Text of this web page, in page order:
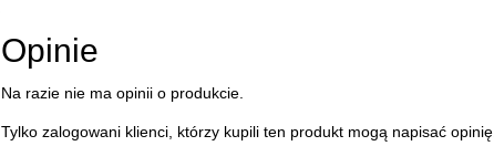
Opinie
Na razie nie ma opinii o produkcie.
Tylko zalogowani klienci, którzy kupili ten produkt mogą napisać opinię.